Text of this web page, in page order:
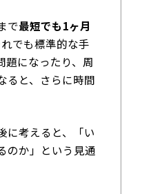
で最短でも1ヶ月
でも標準的な手
題になったり、周
ると、さらに時間
に考えると、「い
のか」という見通